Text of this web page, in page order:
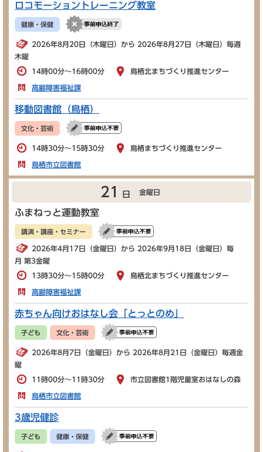
ロコモーショントレーニング教室
健康・保健
2026年8月20日（木曜日）から 2026年8月27日（木曜日）毎週
木曜
14時00分～16時00分 鳥栖北まちづくり推進センター
高齢障害福祉課
移動図書館（鳥栖）
文化・芸術
14時30分～15時30分 鳥栖まちづくり推進センター
鳥栖市立図書館
21 日 金曜日
ふまねっと運動教室
講演・講座・セミナー
2026年4月17日（金曜日）から 2026年9月18日（金曜日）毎
月 第3金曜
13時30分～15時00分 鳥栖北まちづくり推進センター
高齢障害福祉課
赤ちゃん向けおはなし会「とっとのめ」
子ども 文化・芸術
2026年8月7日（金曜日）から 2026年8月21日（金曜日）毎週金
曜
11時00分～11時30分 市立図書館1階児童室おはなしの森
鳥栖市立図書館
3歳児健診
子ども 健康・保健